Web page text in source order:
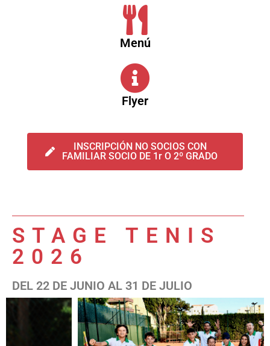
Menú
Flyer
INSCRIPCIÓN NO SOCIOS CON
FAMILIAR SOCIO DE 1r O 2º GRADO
STAGE TENIS
2026
DEL 22 DE JUNIO AL 31 DE JULIO